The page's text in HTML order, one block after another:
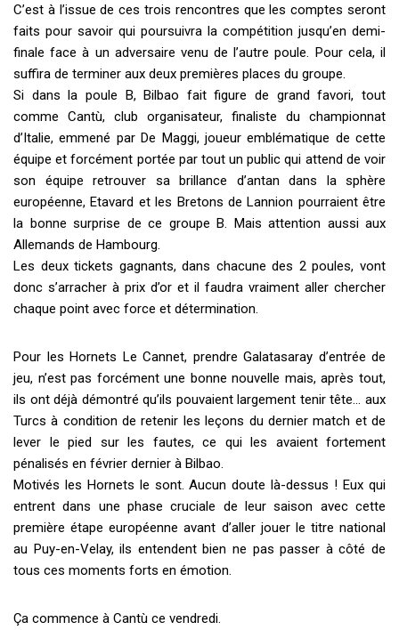
C’est à l’issue de ces trois rencontres que les comptes seront
faits pour savoir qui poursuivra la compétition jusqu’en demi-
finale face à un adversaire venu de l’autre poule. Pour cela, il
suffira de terminer aux deux premières places du groupe.
Si dans la poule B, Bilbao fait figure de grand favori, tout
comme Cantù, club organisateur, finaliste du championnat
d’Italie, emmené par De Maggi, joueur emblématique de cette
équipe et forcément portée par tout un public qui attend de voir
son équipe retrouver sa brillance d’antan dans la sphère
européenne, Etavard et les Bretons de Lannion pourraient être
la bonne surprise de ce groupe B. Mais attention aussi aux
Allemands de Hambourg.
Les deux tickets gagnants, dans chacune des 2 poules, vont
donc s’arracher à prix d’or et il faudra vraiment aller chercher
chaque point avec force et détermination.
Pour les Hornets Le Cannet, prendre Galatasaray d’entrée de
jeu, n’est pas forcément une bonne nouvelle mais, après tout,
ils ont déjà démontré qu’ils pouvaient largement tenir tête… aux
Turcs à condition de retenir les leçons du dernier match et de
lever le pied sur les fautes, ce qui les avaient fortement
pénalisés en février dernier à Bilbao.
Motivés les Hornets le sont. Aucun doute là-dessus ! Eux qui
entrent dans une phase cruciale de leur saison avec cette
première étape européenne avant d’aller jouer le titre national
au Puy-en-Velay, ils entendent bien ne pas passer à côté de
tous ces moments forts en émotion.
Ça commence à Cantù ce vendredi.